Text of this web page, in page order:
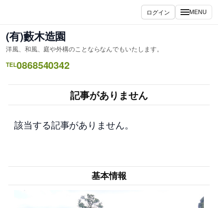
を
ス
キ
ッ
ログイン MENU
(有)藪木造園
洋風、和風、庭や外構のことならなんでもいたします。
TEL0868540342
記事がありません
該当する記事がありません。
基本情報